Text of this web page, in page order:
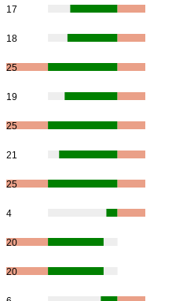
17
18
25
19
25
21
25
4
20
20